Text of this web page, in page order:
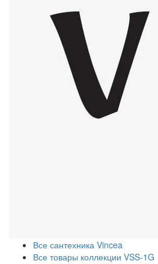
Все сантехника Vincea
Все товары коллекции VSS-1G